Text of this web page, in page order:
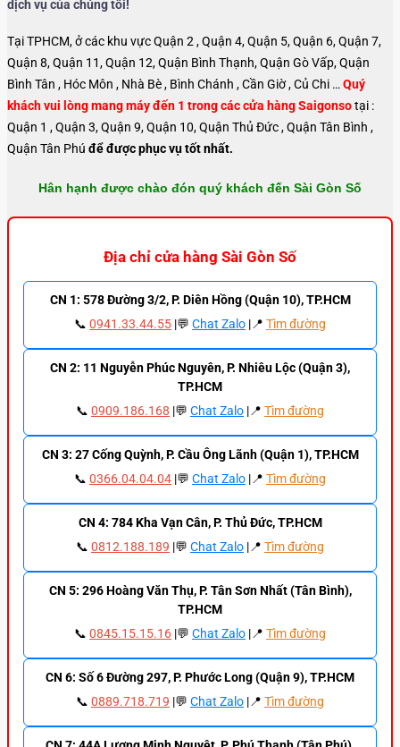
dịch vụ của chúng tôi!
Tại TPHCM, ở các khu vực Quận 2 , Quận 4, Quận 5, Quận 6, Quận 7,
Quận 8, Quận 11, Quận 12, Quận Bình Thạnh, Quận Gò Vấp, Quận
Bình Tân , Hóc Môn , Nhà Bè , Bình Chánh , Cần Giờ , Củ Chi …Quý
khách vui lòng mang máy đến 1 trong các cửa hàng Saigonsotại :
Quận 1 , Quận 3, Quận 9, Quận 10, Quận Thủ Đức , Quận Tân Bình ,
Quận Tân Phú để được phục vụ tốt nhất.
Hân hạnh được chào đón quý khách đến Sài Gòn Số
Địa chỉ cửa hàng Sài Gòn Số
CN 1: 578 Đường 3/2, P. Diên Hồng (Quận 10), TP.HCM
📞 0941.33.44.55 |💬 Chat Zalo |📍 Tìm đường
CN 2: 11 Nguyễn Phúc Nguyên, P. Nhiêu Lộc (Quận 3),
TP.HCM
📞 0909.186.168 |💬 Chat Zalo |📍 Tìm đường
CN 3: 27 Cống Quỳnh, P. Cầu Ông Lãnh (Quận 1), TP.HCM
📞 0366.04.04.04 |💬 Chat Zalo |📍 Tìm đường
CN 4: 784 Kha Vạn Cân, P. Thủ Đức, TP.HCM
📞 0812.188.189 |💬 Chat Zalo |📍 Tìm đường
CN 5: 296 Hoàng Văn Thụ, P. Tân Sơn Nhất (Tân Bình),
TP.HCM
📞 0845.15.15.16 |💬 Chat Zalo |📍 Tìm đường
CN 6: Số 6 Đường 297, P. Phước Long (Quận 9), TP.HCM
📞 0889.718.719 |💬 Chat Zalo |📍 Tìm đường